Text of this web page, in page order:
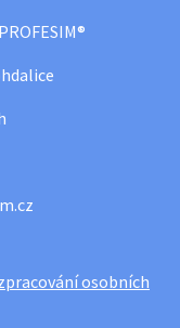
osobních